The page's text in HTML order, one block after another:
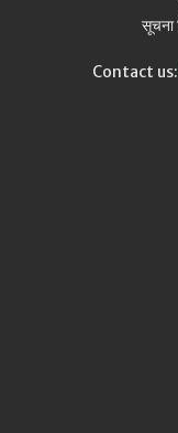
सूचना
Contact us: